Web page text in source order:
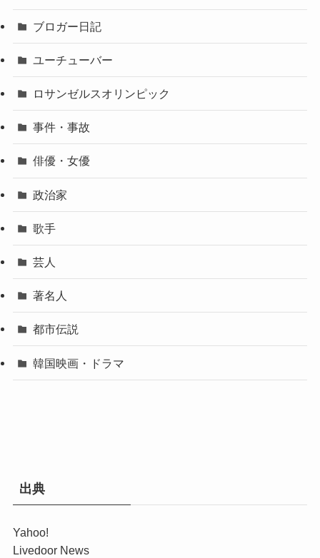
ブロガー日記
ユーチューバー
ロサンゼルスオリンピック
事件・事故
俳優・女優
政治家
歌手
芸人
著名人
都市伝説
韓国映画・ドラマ
出典
Yahoo!
Livedoor News